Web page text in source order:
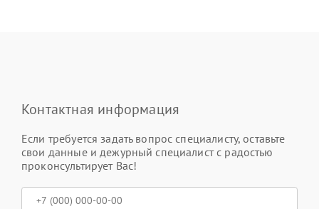
Контактная информация
Если требуется задать вопрос специалисту, оставьте
свои данные и дежурный специалист с радостью
проконсультирует Вас!